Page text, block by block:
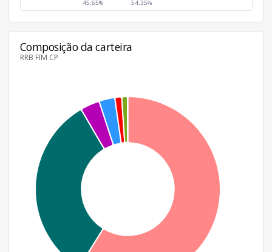
45,65% 54,35%
Composição da carteira
RRB FIM CP